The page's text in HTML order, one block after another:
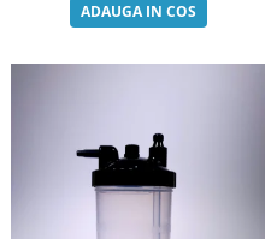
ADAUGA IN COS